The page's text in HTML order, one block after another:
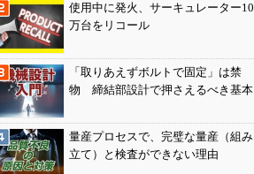
使用中に発火、サーキュレーター10
万台をリコール
「取りあえずボルトで固定」は禁
物 締結部設計で押さえるべき基本
量産プロセスで、完璧な量産（組み
立て）と検査ができない理由